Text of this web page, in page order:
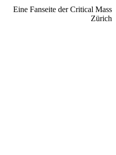
Eine Fanseite der Critical Mass
Zürich